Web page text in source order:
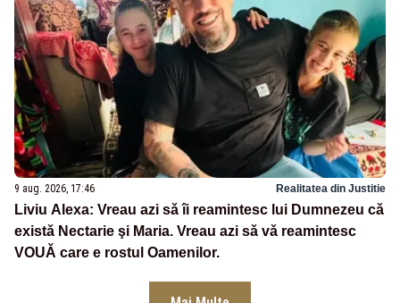
9 aug. 2026, 17:46 Realitatea din Justitie
Liviu Alexa: Vreau azi sǎ îi reamintesc lui Dumnezeu cǎ
existǎ Nectarie şi Maria. Vreau azi sǎ vǎ reamintesc
VOUǍ care e rostul Oamenilor.